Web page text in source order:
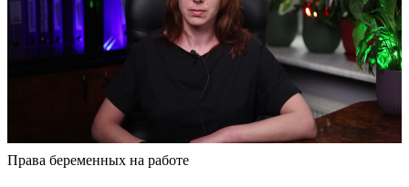
Права беременных на работе